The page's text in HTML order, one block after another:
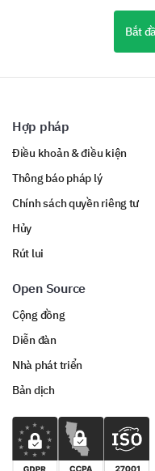
Support from
Resources
How likely are you
program to others?
0 (Not at all likely)
Bắt
Hợp pháp
Điều khoản & điều kiện
Thông báo pháp lý
Chính sách quyền riêng tư
Hủy
Rút lui
Open Source
Cộng đồng
Diễn đàn
Nhà phát triển
Bản dịch